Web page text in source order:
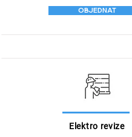
OBJEDNAT
Elektro revize